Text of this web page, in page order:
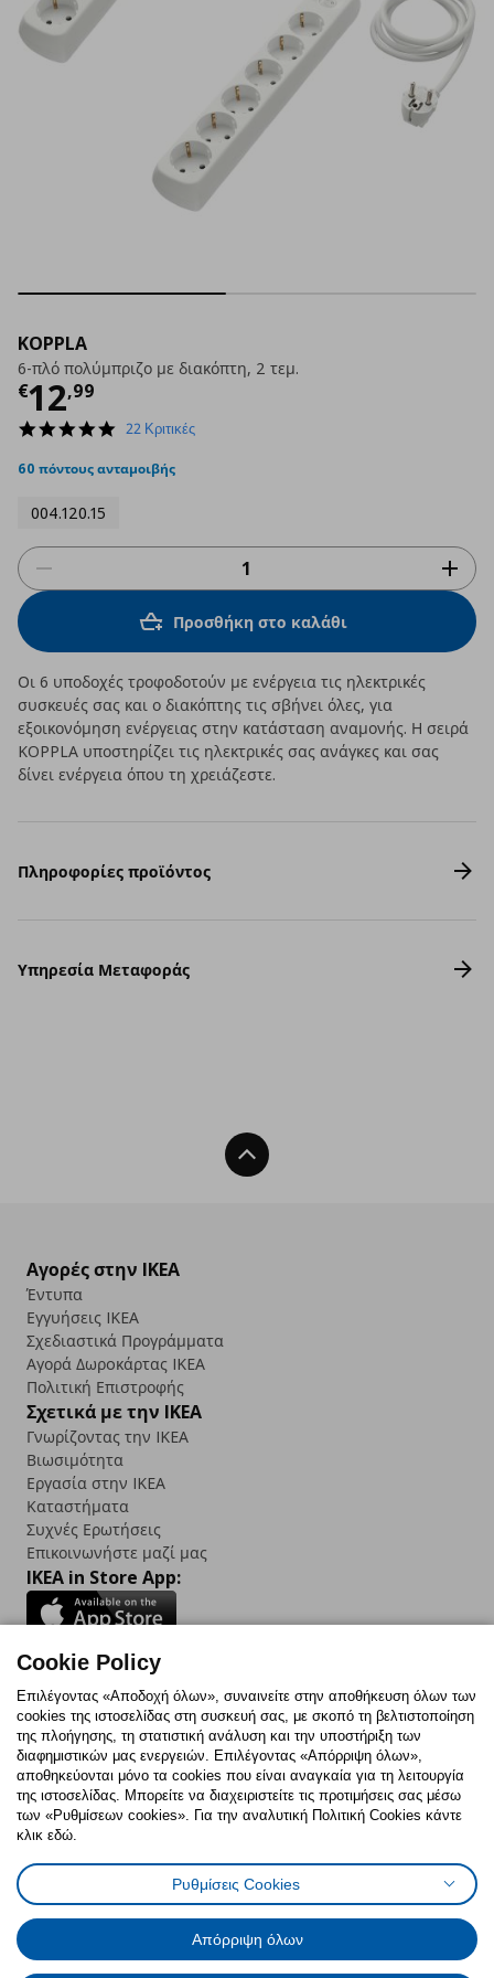
KOPPLA
6-πλό πολύμπριζο με διακόπτη, 2 τεμ.
€12,99
Τρέχουσα τιμή
4.8
rating
22 Κριτικές
60 πόντους ανταμοιβής
004.120.15
Προσθήκη στο καλάθι
Οι 6 υποδοχές τροφοδοτούν με ενέργεια τις ηλεκτρικές
συσκευές σας και ο διακόπτης τις σβήνει όλες, για
εξοικονόμηση ενέργειας στην κατάσταση αναμονής. Η σειρά
KOPPLA υποστηρίζει τις ηλεκτρικές σας ανάγκες και σας
δίνει ενέργεια όπου τη χρειάζεστε.
Πληροφορίες προϊόντος
Υπηρεσία Μεταφοράς
Back To Top
Αγορές στην IKEA
Έντυπα
Εγγυήσεις IKEA
Σχεδιαστικά Προγράμματα
Αγορά Δωρoκάρτας IKEA
Πολιτική Επιστροφής
Σχετικά με την IKEA
Γνωρίζοντας την IKEA
Βιωσιμότητα
Εργασία στην IKEA
Καταστήματα
Συχνές Ερωτήσεις
Επικοινωνήστε μαζί μας
IKEA in Store App:
Follow us:
FacebookInstagram
TikTokYoutubePinterestTwitter
Πολιτική CookiesΔήλωση ψηφιακής προσβασιμότητας
Ρυθμίσεις cookiesΌροι Χρήσης
Γενική Πολιτική Προσωπικών Δεδομένων
Πολιτική Προσωπικών Δεδομένων για ΙΚΕΑ.gr
Κώδικας Καταναλωτικής Δεοντολογίας
Cookie Policy
Επιλέγοντας «Αποδοχή όλων», συναινείτε στην αποθήκευση όλων των
cookies της ιστοσελίδας στη συσκευή σας, με σκοπό τη βελτιστοποίηση
της πλοήγησης, τη στατιστική ανάλυση και την υποστήριξη των
διαφημιστικών μας ενεργειών. Επιλέγοντας «Απόρριψη όλων»,
αποθηκεύονται μόνο τα cookies που είναι αναγκαία για τη λειτουργία
της ιστοσελίδας. Μπορείτε να διαχειριστείτε τις προτιμήσεις σας μέσω
των «Ρυθμίσεων cookies». Για την αναλυτική Πολιτική Cookies κάντε
κλικ εδώ.
Ρυθμίσεις Cookies
Απόρριψη όλων